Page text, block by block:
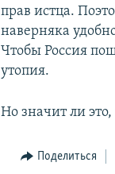
прав истца.
наверняка
Чтобы Россия
утопия.
Но значит ли это,
Поделиться